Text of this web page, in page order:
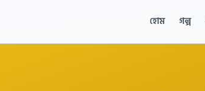
হোম গল্প